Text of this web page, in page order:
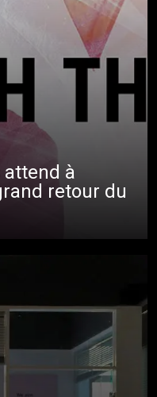
attend à
retour du